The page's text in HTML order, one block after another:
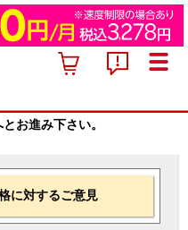
お進み下さい。
に対するご意見